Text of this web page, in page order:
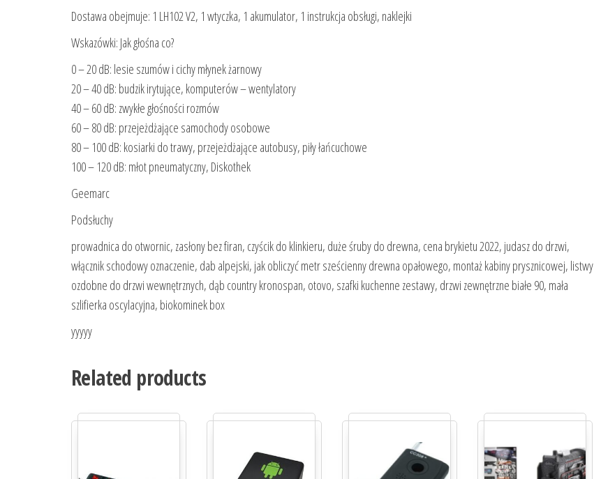
Dostawa obejmuje: 1 LH102 V2, 1 wtyczka, 1 akumulator, 1 instrukcja obsługi, naklejki
Wskazówki: Jak głośna co?
0 – 20 dB: lesie szumów i cichy młynek żarnowy
20 – 40 dB: budzik irytujące, komputerów – wentylatory
40 – 60 dB: zwykłe głośności rozmów
60 – 80 dB: przejeżdżające samochody osobowe
80 – 100 dB: kosiarki do trawy, przejeżdżające autobusy, piły łańcuchowe
100 – 120 dB: młot pneumatyczny, Diskothek
Geemarc
Podsłuchy
prowadnica do otwornic, zasłony bez firan, czyścik do klinkieru, duże śruby do drewna, cena brykietu 2022, judasz do drzwi,
włącznik schodowy oznaczenie, dab alpejski, jak obliczyć metr sześcienny drewna opałowego, montaż kabiny prysznicowej, listwy
ozdobne do drzwi wewnętrznych, dąb country kronospan, otovo, szafki kuchenne zestawy, drzwi zewnętrzne białe 90, mała
szlifierka oscylacyjna, biokominek box
yyyyy
Related products